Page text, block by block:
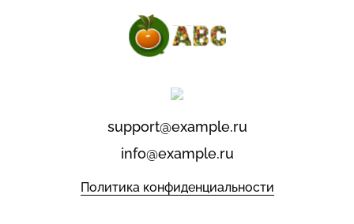
support@example.ru
info@example.ru
Политика конфиденциальности